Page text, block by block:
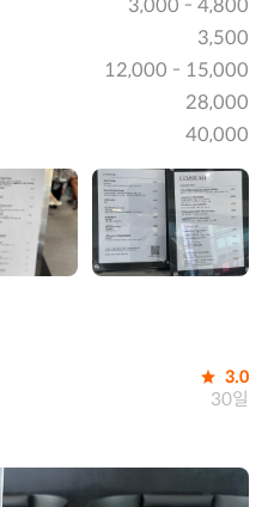
3,000 - 4,800
3,500
12,000 - 15,000
28,000
40,000
3.0
30일